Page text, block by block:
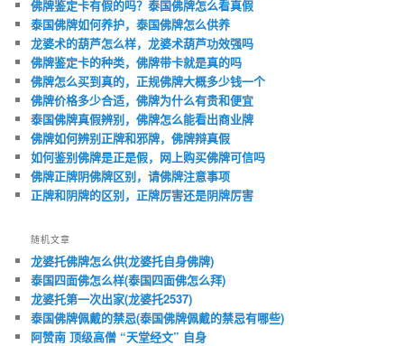
佛牌鉴定卡有假的吗？泰国佛牌怎么看真假
泰国佛牌如何养护，泰国佛牌怎么供养
龙婆术的葫芦怎么样，龙婆术葫芦功效强吗
佛牌鉴定卡的种类，佛牌带卡就是真的吗
佛牌怎么买到真的，正规佛牌大概多少钱一个
佛牌价格多少合适，佛牌为什么有贵和便宜
泰国佛牌真假辨别，佛牌怎么能看出商业牌
佛牌如何辨别正牌和邪牌，佛牌辩真假
如何鉴别佛牌是正是假，网上购买佛牌可信吗
佛牌正牌阴佛牌区别，请佛牌注意事项
正牌和阴牌的区别，正牌厉害还是阴牌厉害
随机文章
龙婆托佛牌怎么供(龙婆托自身佛牌)
泰国四面佛怎么样(泰国四面佛怎么拜)
龙婆托第一次出家(龙婆托2537)
泰国佛牌佩戴的禁忌(泰国佛牌佩戴的禁忌有哪些)
阿赞南 顶级高僧 “天堂经文” 自身